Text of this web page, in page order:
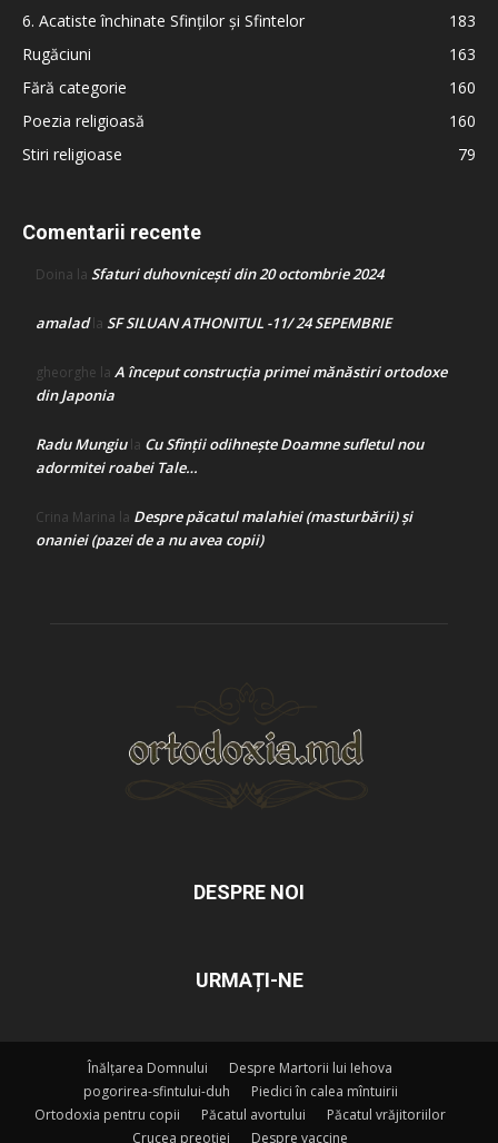
6. Acatiste închinate Sfinților și Sfintelor
183
Rugăciuni
163
Fără categorie
160
Poezia religioasă
160
Stiri religioase
79
Comentarii recente
Doina la Sfaturi duhovnicești din 20 octombrie 2024
amaladla SF SILUAN ATHONITUL -11/ 24 SEPEMBRIE
gheorghe la A început construcţia primei mănăstiri ortodoxe
din Japonia
Radu Mungiula Cu Sfinții odihnește Doamne sufletul nou
adormitei roabei Tale…
Crina Marina la Despre păcatul malahiei (masturbării) şi
onaniei (pazei de a nu avea copii)
DESPRE NOI
URMAȚI-NE
Înălțarea Domnului
Despre Martorii lui Iehova
pogorirea-sfintului-duh
Piedici în calea mîntuirii
Ortodoxia pentru copii
Păcatul avortului
Păcatul vrăjitoriilor
Crucea preoției
Despre vaccine